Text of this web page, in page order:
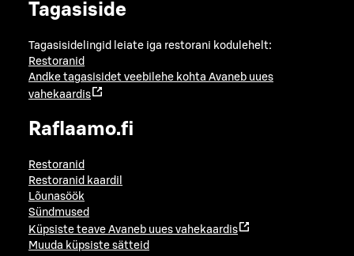
Tagasiside
Tagasisidelingid leiate iga restorani kodulehelt:
Restoranid
Andke tagasisidet veebilehe kohta Avaneb uues
vahekaardis
Raflaamo.fi
Restoranid
Restoranid kaardil
Lõunasöök
Sündmused
Küpsiste teave Avaneb uues vahekaardis
Muuda küpsiste sätteid